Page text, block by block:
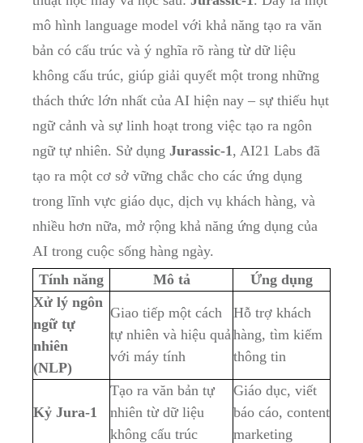
mô hình language model với khả năng tạo ra văn
bản có cấu trúc và ý nghĩa rõ ràng từ dữ liệu
không cấu trúc, giúp giải quyết một trong những
thách thức lớn nhất của AI hiện nay – sự thiếu hụt
ngữ cảnh và sự linh hoạt trong việc tạo ra ngôn
ngữ tự nhiên. Sử dụng Jurassic-1 , AI21 Labs đã
tạo ra một cơ sở vững chắc cho các ứng dụng
trong lĩnh vực giáo dục, dịch vụ khách hàng, và
nhiều hơn nữa, mở rộng khả năng ứng dụng của
AI trong cuộc sống hàng ngày.
Tính năng
Mô tả
Ứng dụng
Xử lý ngôn
ngữ tự
nhiên
(NLP)
Giao tiếp một cách
tự nhiên và hiệu quả
với máy tính
Hỗ trợ khách
hàng, tìm kiếm
thông tin
Kỷ Jura-1
Tạo ra văn bản tự
nhiên từ dữ liệu
không cấu trúc
Giáo dục, viết
báo cáo, content
marketing